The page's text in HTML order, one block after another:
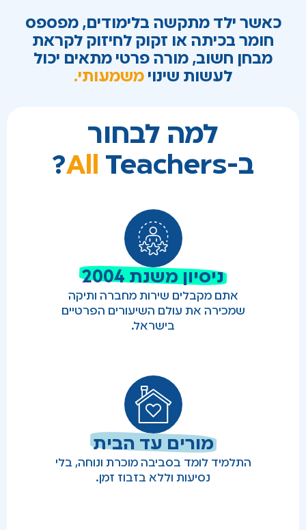
כאשר ילד מתקשה בלימודים, מפספס
חומר בכיתה או זקוק לחיזוק לקראת
מבחן חשוב, מורה פרטי מתאים יכול
לעשות שינוי משמעותי.
למה לבחור
ב-
All Teachers?
ניסיון משנת 2004
אתם מקבלים שירות מחברה ותיקה
שמכירה את עולם השיעורים הפרטיים
בישראל.
מורים עד הבית
התלמיד לומד בסביבה מוכרת ונוחה, בלי
נסיעות וללא בזבוז זמן.